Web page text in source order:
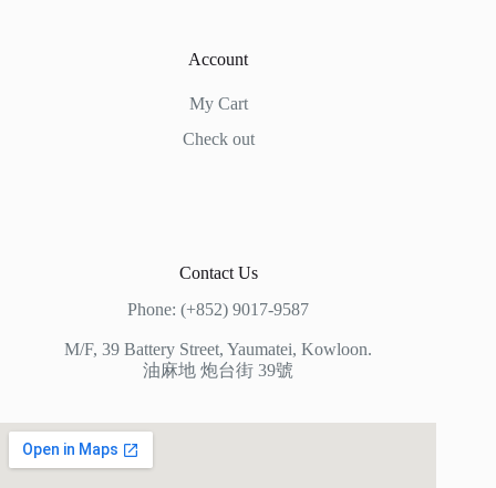
Account
My Cart
Check out
Contact Us
Phone: (+852) 9017-9587
M/F, 39 Battery Street, Yaumatei, Kowloon.
油麻地 炮台街 39號